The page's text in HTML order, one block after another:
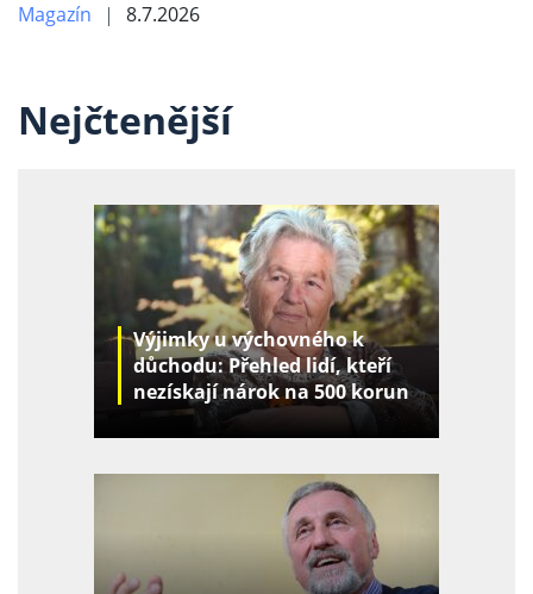
Magazín 8.7.2026
Nejčtenější
Výjimky u výchovného k
důchodu: Přehled lidí, kteří
nezískají nárok na 500 korun
za děti